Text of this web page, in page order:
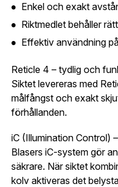
Enkel och exakt
Riktmedlet behåller
Effektiv användning
Reticle 4 – tydlig och
Siktet levereras med
målfångst och exakt
förhållanden.
iC (Illumination Control)
Blasers iC-system gör
säkrare. När siktet
kolv aktiveras det
Verifiera e-post:
Jag godkänner att mina
Skicka